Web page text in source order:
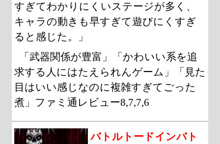
すぎてわかりにくいステージが多く、
キャラの動きも早すぎて遊びにくすぎ
ると感じた。」
「武器関係が豊富」「かわいい系を追
求する人にはたえられんゲーム」「見た
目はいい感じなのに複雑すぎてごった
煮」ファミ通レビュー8,7,7,6
バトルトードインバト